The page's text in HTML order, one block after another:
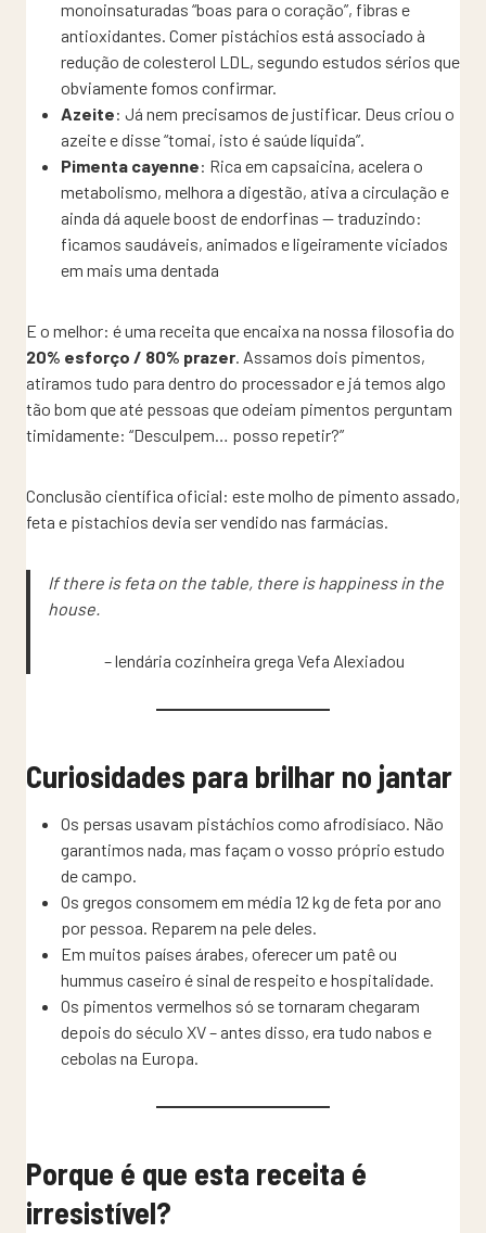
monoinsaturadas “boas para o coração”, fibras e
antioxidantes. Comer pistáchios está associado à
redução de colesterol LDL, segundo estudos sérios que
obviamente fomos confirmar.
Azeite: Já nem precisamos de justificar. Deus criou o
azeite e disse “tomai, isto é saúde líquida”.
Pimenta cayenne: Rica em capsaicina, acelera o
metabolismo, melhora a digestão, ativa a circulação e
ainda dá aquele boost de endorfinas — traduzindo:
ficamos saudáveis, animados e ligeiramente viciados
em mais uma dentada
E o melhor: é uma receita que encaixa na nossa filosofia do
20% esforço / 80% prazer. Assamos dois pimentos,
atiramos tudo para dentro do processador e já temos algo
tão bom que até pessoas que odeiam pimentos perguntam
timidamente: “Desculpem… posso repetir?”
Conclusão científica oficial: este molho de pimento assado,
feta e pistachios devia ser vendido nas farmácias.
If there is feta on the table, there is happiness in the
house.
– lendária cozinheira grega Vefa Alexiadou
Curiosidades para brilhar no jantar
Os persas usavam pistáchios como afrodisíaco. Não
garantimos nada, mas façam o vosso próprio estudo
de campo.
Os gregos consomem em média 12 kg de feta por ano
por pessoa. Reparem na pele deles.
Em muitos países árabes, oferecer um patê ou
hummus caseiro é sinal de respeito e hospitalidade.
Os pimentos vermelhos só se tornaram chegaram
depois do século XV – antes disso, era tudo nabos e
cebolas na Europa.
Porque é que esta receita é
irresistível?